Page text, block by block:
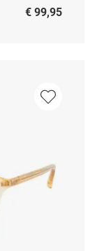
€ 99,95